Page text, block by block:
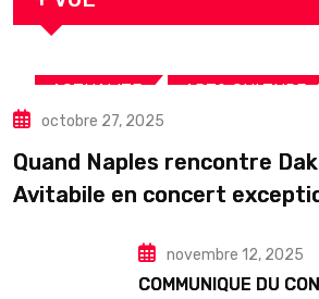
ACTUALITE ART& CULTURE
TOURISME
octobre 27, 2025
Quand Naples rencontre
Avitabile en concert
novembre 12, 2025
COMMUNIQUE DU